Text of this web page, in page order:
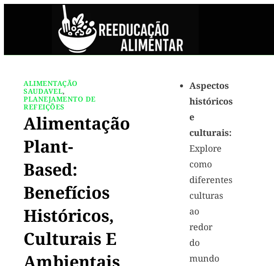
ALIMENTAÇÃO
SAUDAVEL,
PLANEJAMENTO DE
REFEIÇÕES
Alimentação
Plant-
Based:
Benefícios
Históricos,
Culturais E
Aspectos
históricos
e
culturais:
Explore
como
diferentes
culturas
ao
redor
do
mundo